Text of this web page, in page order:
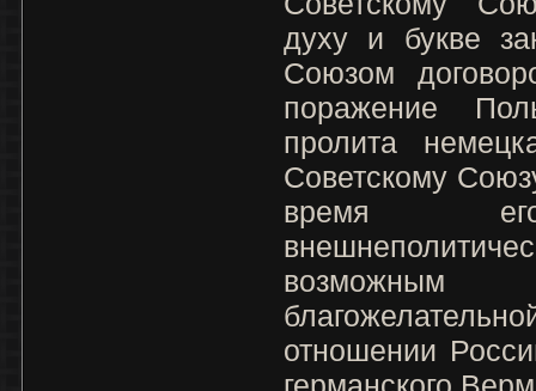
духу и букве
Союзом
поражение
пролита
Советскому
время его
возможным
отношении